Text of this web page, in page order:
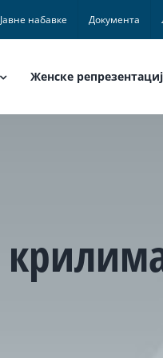
Јавне набавке Документа
Женске